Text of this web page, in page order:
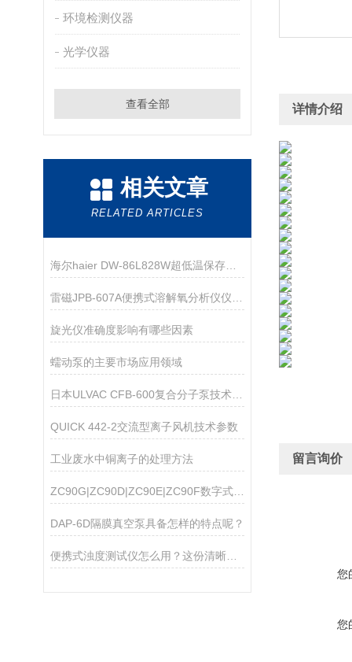
环境检测仪器
光学仪器
查看全部
相关文章
RELATED ARTICLES
旋光仪准确度影响有哪些因素
蠕动泵的主要市场应用领域
日本ULVAC CFB-600复合分子泵技术参数
QUICK 442-2交流型离子风机技术参数
工业废水中铜离子的处理方法
ZC90G|ZC90D|ZC90E|ZC90F数字式高阻计
DAP-6D隔膜真空泵具备怎样的特点呢？
详情介绍
留言询价
您
您